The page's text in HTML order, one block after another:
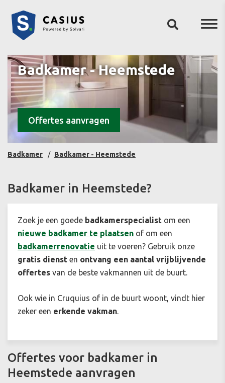
Badkamer - Heemstede
Offertes aanvragen
Badkamer Badkamer - Heemstede
Badkamer in Heemstede?
Zoek je een goede badkamerspecialist om een
nieuwe badkamer te plaatsen of om een
badkamerrenovatie uit te voeren? Gebruik onze
gratis dienst en ontvang een aantal vrijblijvende
offertes van de beste vakmannen uit de buurt.
Ook wie in Cruquius of in de buurt woont, vindt hier
zeker een erkende vakman.
Offertes voor badkamer in
Heemstede aanvragen